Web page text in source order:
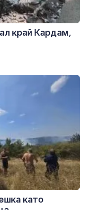
край Кардам,
като